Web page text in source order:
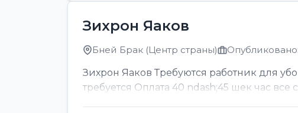
Зихрон Яаков
Бней Брак (Центр страны)
Зихрон Яаков Требуются работник для
требуется Оплата 40 ndash;45 шек час